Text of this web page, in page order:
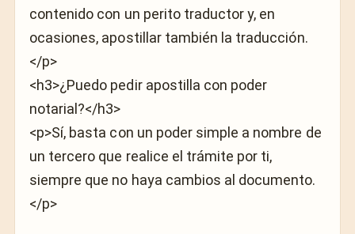
contenido con un perito traductor y, en
ocasiones, apostillar también la traducción.
</p>
<h3>¿Puedo pedir apostilla con poder
notarial?</h3>
<p>Sí, basta con un poder simple a nombre de
un tercero que realice el trámite por ti,
siempre que no haya cambios al documento.
</p>